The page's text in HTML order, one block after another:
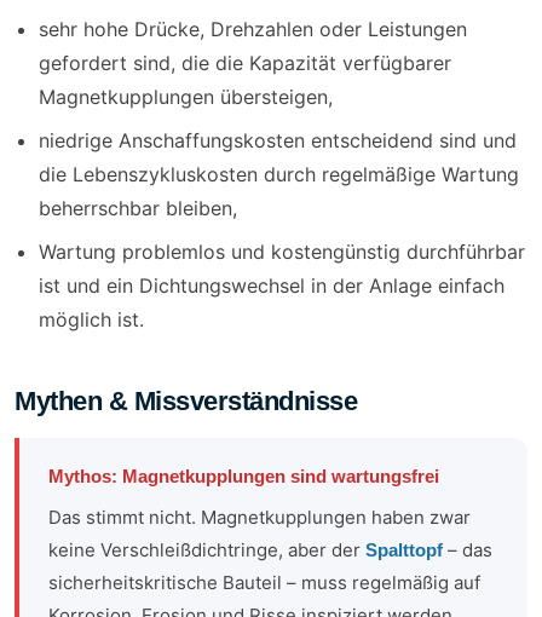
sehr hohe Drücke, Drehzahlen oder Leistungen
gefordert sind, die die Kapazität verfügbarer
Magnetkupplungen übersteigen,
niedrige Anschaffungskosten entscheidend sind und
die Lebenszykluskosten durch regelmäßige Wartung
beherrschbar bleiben,
Wartung problemlos und kostengünstig durchführbar
ist und ein Dichtungswechsel in der Anlage einfach
möglich ist.
Mythen & Missverständnisse
Mythos: Magnetkupplungen sind wartungsfrei
Das stimmt nicht. Magnetkupplungen haben zwar
keine Verschleißdichtringe, aber der Spalttopf – das
sicherheitskritische Bauteil – muss regelmäßig auf